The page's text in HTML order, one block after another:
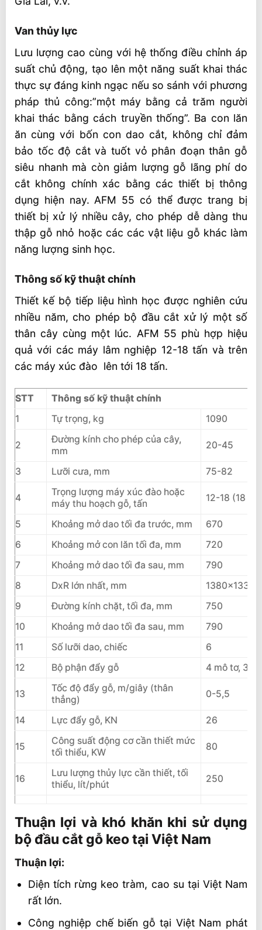
Van thủy lực
Lưu lượng cao cùng với hệ thống điều chỉnh áp
suất chủ động, tạo lên một năng suất khai thác
thực sự đáng kinh ngạc nếu so sánh với phương
pháp thủ công:”một máy bằng cả trăm người
khai thác bằng cách truyền thống”. Ba con lăn
ăn cùng với bốn con dao cắt, không chỉ đảm
bảo tốc độ cắt và tuốt vỏ phân đoạn thân gỗ
siêu nhanh mà còn giảm lượng gỗ lãng phí do
cắt không chính xác bằng các thiết bị thông
dụng hiện nay. AFM 55 có thể được trang bị
thiết bị xử lý nhiều cây, cho phép dễ dàng thu
thập gỗ nhỏ hoặc các các vật liệu gỗ khác làm
năng lượng sinh học.
Thông số kỹ thuật chính
Thiết kế bộ tiếp liệu hình học được nghiên cứu
nhiều năm, cho phép bộ đầu cắt xử lý một số
thân cây cùng một lúc. AFM 55 phù hợp hiệu
quả với các máy lâm nghiệp 12-18 tấn và trên
các máy xúc đào lên tới 18 tấn.
STT
Thông số kỹ thuật chính
1
Tự trọng, kg 1090
2
Đường kính cho phép của cây,
mm
20-45
3 Lưỡi cưa, mm 75-82
4
Trọng lượng máy xúc đào hoặc
máy thu hoạch gỗ, tấn
12-18 (18
5 Khoảng mở dao tối đa trước, mm
670
6
Khoảng mở con lăn tối đa, mm
720
7
Khoảng mở dao tối đa sau, mm
790
8
DxR lớn nhất, mm
1380×1330
9
Đường kính chặt, tối đa, mm
750
10
Khoảng mở dao tối đa sau, mm
790
11
Số lưỡi dao, chiếc
6
12
Bộ phận đẩy gỗ 4 mô tơ, 3
13
Tốc độ đẩy gỗ, m/giây (thân
thẳng)
0-5,5
14 Lực đẩy gỗ, KN 26
15
Công suất động cơ cần thiết mức
tối thiểu, KW
80
16
Lưu lượng thủy lực cần thiết, tối
thiểu, lít/phút
250
Thuận lợi và khó khăn khi sử dụng
bộ đầu cắt gỗ keo tại Việt Nam
Thuận lợi:
Diện tích rừng keo tràm, cao su tại Việt Nam
rất lớn.
Công nghiệp chế biến gỗ tại Việt Nam phát